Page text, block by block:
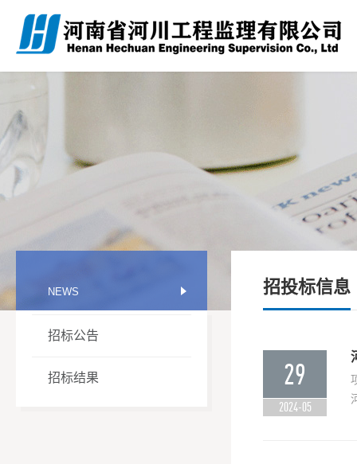
NEWS
招标公告
招标结果
招投标信息
29
2024-05